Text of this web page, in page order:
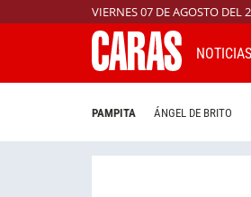
VIERNES 07 DE AGOSTO DEL
NOTICIAS
PAMPITA ÁNGEL DE BRITO